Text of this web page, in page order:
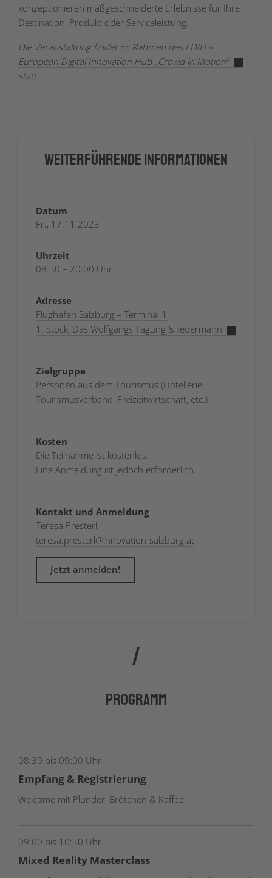
konzeptionieren maßgeschneiderte Erlebnisse für Ihre
Destination, Produkt oder Serviceleistung.
Die Veranstaltung findet im Rahmen des EDIH –
European Digital Innovation Hub „Crowd in Motion“
statt.
Weiterführende Informationen
Datum
Fr., 17.11.2023
Uhrzeit
08:30 – 20:00 Uhr
Adresse
Flughafen Salzburg – Terminal 1
1. Stock, Das Wolfgangs Tagung & Jedermann
Zielgruppe
Personen aus dem Tourismus (Hotellerie,
Tourismusverband, Freizeitwirtschaft, etc.)
Kosten
Die Teilnahme ist kostenlos.
Eine Anmeldung ist jedoch erforderlich.
Kontakt und Anmeldung
Teresa Presterl
teresa.presterl@innovation-salzburg.at
Jetzt anmelden!
Programm
08:30 bis 09:00 Uhr
Empfang & Registrierung
Welcome mit Plunder, Brötchen & Kaffee
09:00 bis 10:30 Uhr
Mixed Reality Masterclass